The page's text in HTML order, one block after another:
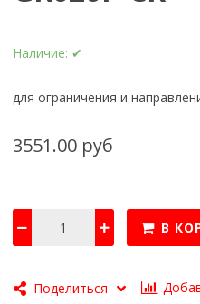
Наличие: ✔
для ограничения и
3551.00 руб
В
Поделиться